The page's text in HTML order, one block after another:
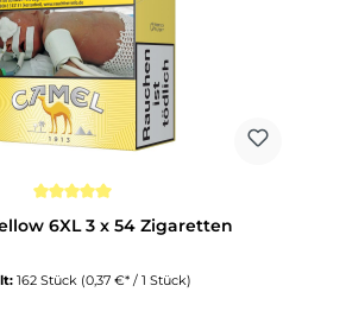
6XL 3 x 54 Zigaretten
162 Stück (0,37 €* / 1 Stück)